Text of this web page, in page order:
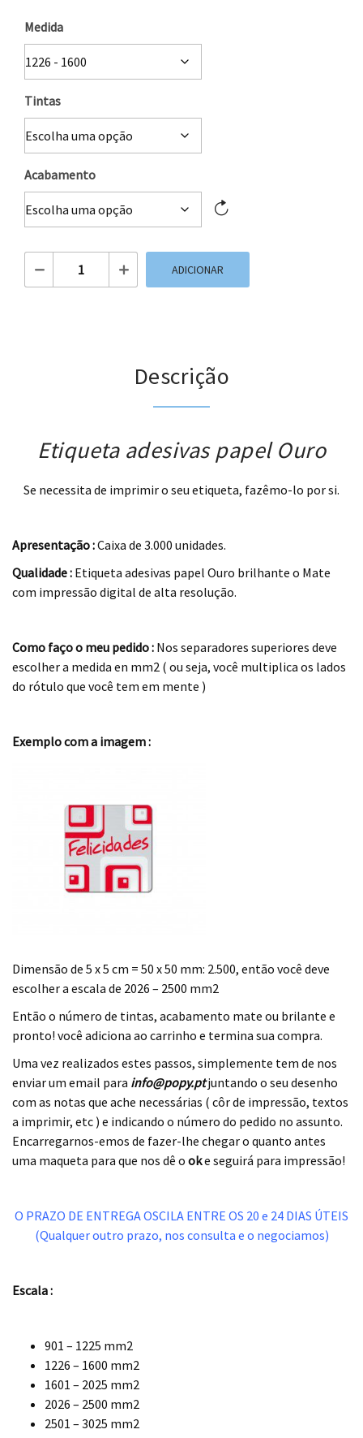
Medida
Tintas
Acabamento
Quantidade de Etiqueta adesivas papel Ouro
ADICIONAR
Descrição
Etiqueta adesivas papel Ouro
Se necessita de imprimir o seu etiqueta, fazêmo-lo por si.
Apresentação :Caixa de 3.000 unidades.
Qualidade : Etiqueta adesivas papel Ouro brilhante o Mate
com impressão digital de alta resolução.
Como faço o meu pedido : Nos separadores superiores deve
escolher a medida en mm2 ( ou seja, você multiplica os lados
do rótulo que você tem em mente )
Exemplo com a imagem :
Dimensão de 5 x 5 cm = 50 x 50 mm: 2.500, então você deve
escolher a escala de 2026 – 2500 mm2
Então o número de tintas, acabamento mate ou brilante e
pronto! você adiciona ao carrinho e termina sua compra.
Uma vez realizados estes passos, simplemente tem de nos
enviar um email para info@popy.ptjuntando o seu desenho
com as notas que ache necessárias ( côr de impressão, textos
a imprimir, etc ) e indicando o número do pedido no assunto.
Encarregarnos-emos de fazer-lhe chegar o quanto antes
uma maqueta para que nos dê o oke seguirá para impressão!
O PRAZO DE ENTREGA OSCILA ENTRE OS 20 e 24 DIAS ÚTEIS
(Qualquer outro prazo, nos consulta e o negociamos)
Escala :
901 – 1225 mm2
1226 – 1600 mm2
1601 – 2025 mm2
2026 – 2500 mm2
2501 – 3025 mm2